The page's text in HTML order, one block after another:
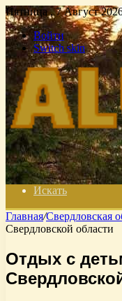
Пятница , 7 Август
Войти
Switch skin
Искать
Главная/Свердловская
Свердловской области
Отдых с